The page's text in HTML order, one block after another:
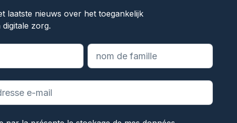
laatste nieuws over het toegankelijk
zorg.
les champs obligatoires